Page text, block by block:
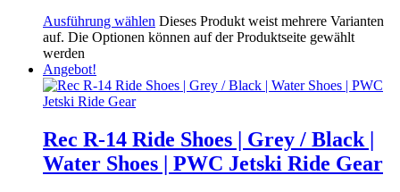
Ausführung wählen Dieses Produkt weist mehrere Varianten
auf. Die Optionen können auf der Produktseite gewählt
werden
Angebot!
Rec R-14 Ride Shoes | Grey / Black |
Water Shoes | PWC Jetski Ride Gear